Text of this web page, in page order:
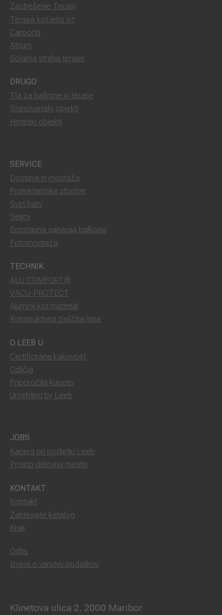
Zastrešenie Terasy
Terasa kot letni vrt
Carports
Atrium
Solarna streha terase
DRUGO
Tla za balkone in terase
Stanovanjski objekti
Hoteski objekti
SERVICE
Dostava in montaža
Projektantske storitve
Svet barv
Seijmi
Enostavna sanacija balkona
Fotomontaža
TECHNIK
ALU COMFORT®
VACU-PROTECT
Aluminij kot material
Konstruktivna zaščita lesa
O LEEB U
Certificirana kakovost
Odličja
Priporočila kupcev
Umstyling by Leeb
JOBS
Kariera pri podjetju Leeb
Prosto delovno mesto
KONTAKT
Kontakt
Zahtevajte katalog
Kraji
Odtis
Izjava o varstvu podatkov
Klinetova ulica 2, 2000 Maribor